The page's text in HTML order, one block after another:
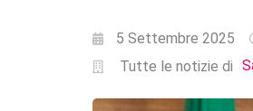
5 Settembre 2025
Tutte le notizie di